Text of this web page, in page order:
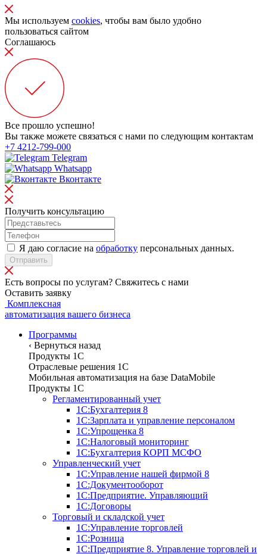
Мы используем cookies, чтобы вам было удобно
пользоваться сайтом
Соглашаюсь
Все прошло успешно!
Вы также можете связаться с нами по следующим контактам
+7 4212-799-000
Telegram
Whatsapp
Вконтакте
Получить консультацию
Я даю согласие на обработку персональных данных.
Отправить
Есть вопросы по услугам? Свяжитесь с нами
Оставить заявку
Комплексная
автоматизация вашего бизнеса
Программы
‹ Вернуться назад
Продукты 1С
Отраслевые решения 1C
Мобильная автоматизация на базе DataMobile
Продукты 1С
Регламентированный учет
1С:Бухгалтерия 8
1С:Зарплата и управление персоналом
1С:Упрощенка 8
1С:Налоговый мониторинг
1С:Бухгалтерия КОРП МСФО
Управленческий учет
1С:Управление нашей фирмой 8
1С:Документооборот
1С:Предприятие. Управляющий
1С:Договоры
Торговый и складской учет
1С:Управление торговлей
1С:Розница
1С:Предприятие 8. Управление торговлей и